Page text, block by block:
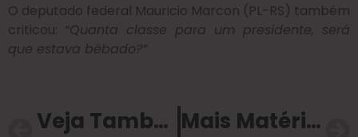
O deputado federal Mauricio Marcon (PL-RS) também
criticou: “Quanta classe para um presidente, será
que estava bêbado?”
Veja Também Mais Matérias